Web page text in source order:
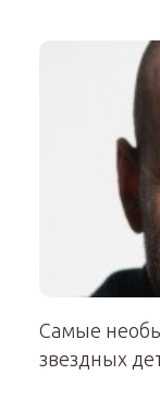
Самые
звездных